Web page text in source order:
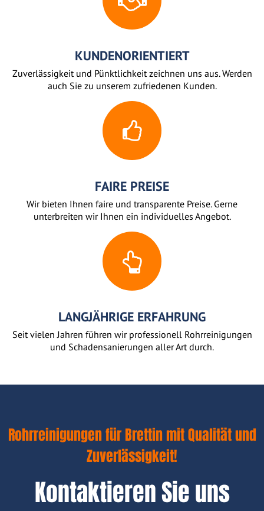
KUNDENORIENTIERT
Zuverlässigkeit und Pünktlichkeit zeichnen uns aus. Werden
auch Sie zu unserem zufriedenen Kunden.
FAIRE PREISE
Wir bieten Ihnen faire und transparente Preise. Gerne
unterbreiten wir Ihnen ein individuelles Angebot.
LANGJÄHRIGE ERFAHRUNG
Seit vielen Jahren führen wir professionell Rohrreinigungen
und Schadensanierungen aller Art durch.
Rohrreinigungen für Brettin mit Qualität und
Zuverlässigkeit!
Kontaktieren Sie uns